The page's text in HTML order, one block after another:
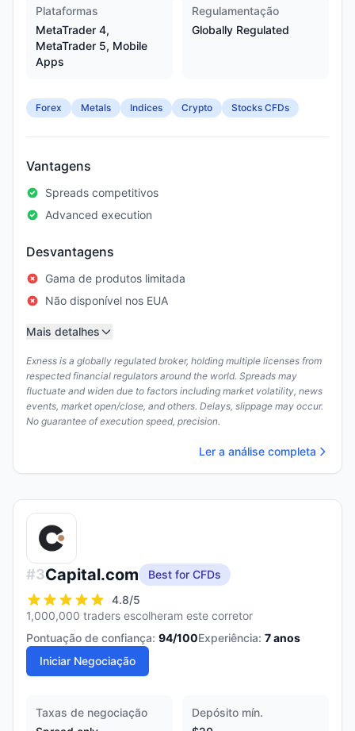
Plataformas
MetaTrader 4,
MetaTrader 5, Mobile
Apps
Regulamentação
Globally Regulated
Forex Metals Indices Crypto Stocks CFDs
Vantagens
Spreads competitivos
Advanced execution
Desvantagens
Gama de produtos limitada
Não disponível nos EUA
Mais detalhes
Exness is a globally regulated broker, holding multiple licenses from
respected financial regulators around the world. Spreads may
fluctuate and widen due to factors including market volatility, news
events, market open/close, and others. Delays, slippage may occur.
No guarantee of execution speed, precision.
Ler a análise completa
#3Capital.com
Best for CFDs
4.8/5
1,000,000 traders escolheram este corretor
Pontuação de confiança: 94/100Experiência: 7anos
Iniciar Negociação
Taxas de negociação
Depósito mín.